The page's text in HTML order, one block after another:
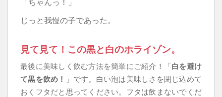
じっと我慢の子であった。
見て見て！この黒と白のホライゾン。
最後に美味しく飲む方法を簡単にご紹介！「白を避け
て黒を飲め！ 」です。白い泡は美味しさを閉じ込めて
おくフタだと思ってください。フタは飲まないでくだ